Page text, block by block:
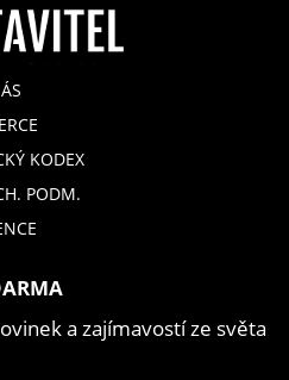
KODEX
PODM.
a zajímavostí ze světa